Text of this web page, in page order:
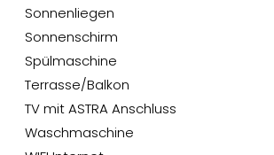
Sonnenliegen
Sonnenschirm
Spülmaschine
Terrasse/Balkon
TV mit ASTRA Anschluss
Waschmaschine